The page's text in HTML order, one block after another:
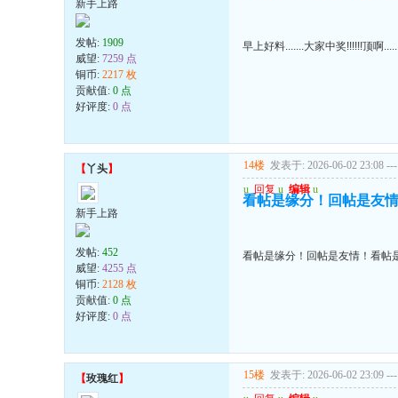
新手上路
发帖: 1909
威望: 7259 点
铜币: 2217 枚
贡献值: 0 点
好评度: 0 点
早上好料.......大家中奖!!!!!!顶啊
【丫头】
新手上路
发帖: 452
威望: 4255 点
铜币: 2128 枚
贡献值: 0 点
好评度: 0 点
14楼 发表于: 2026-06-02 23:08 ---
u 回复 u 编辑 u
看帖是缘分！回帖是友
看帖是缘分！回帖是友情！看帖
【玫瑰红】 15楼 发表于: 2026-06-02 23:09 ---